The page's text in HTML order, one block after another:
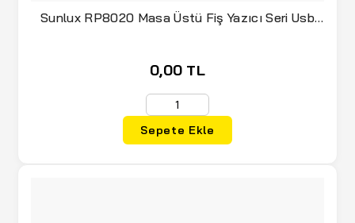
Sunlux RP8020 Masa Üstü Fiş Yazıcı Seri Usb
0,00 TL
Sepete Ekle